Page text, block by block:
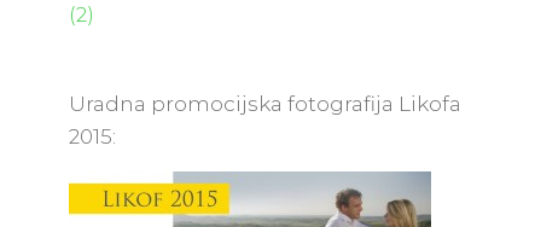
(2)
Uradna promocijska fotografija Likofa
2015: